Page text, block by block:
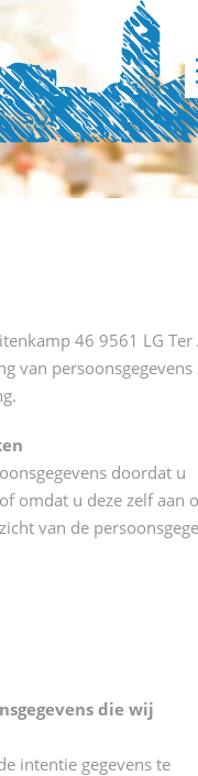
46 9561 LG Ter
van persoonsgegevens
doordat u
omdat u deze zelf aan
van de
die wij
intentie gegevens te